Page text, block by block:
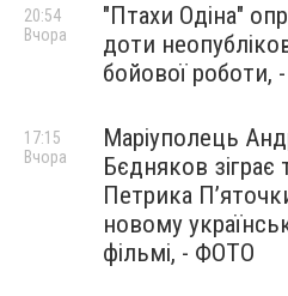
"Птахи Одіна"
доти
бойової роботи,
20:54
Вчора
Маріуполець
Бєдняков зіграє
Петрика
новому
фільмі, - ФОТО
17:15
Вчора